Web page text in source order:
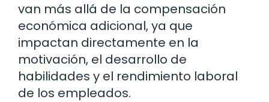
van más allá de la compensación
económica adicional, ya que
impactan directamente en la
motivación, el desarrollo de
habilidades y el rendimiento laboral
de los empleados.